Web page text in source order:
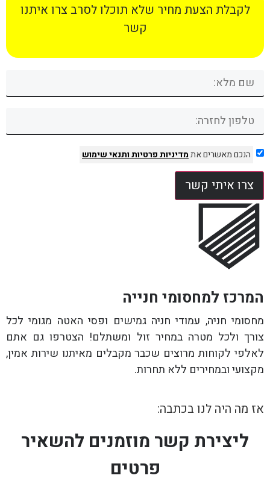
לקבלת הצעת מחיר שלא תוכלו לסרב צרו איתנו
קשר
הנכם מאשרים אתמדיניות פרטיותותנאי שימוש
צרו איתי קשר
המרכז למחסומי חנייה
מחסומי חניה, עמודי חניה גמישים ופסי האטה מגומי לכל
צורך ולכל מטרה במחיר זול ומשתלם! הצטרפו גם אתם
לאלפי לקוחות מרוצים שכבר מקבלים מאיתנו שירות אמין,
מקצועי ובמחירים ללא תחרות.
אז מה היה לנו בכתבה:
ליצירת קשר מוזמנים להשאיר
פרטים